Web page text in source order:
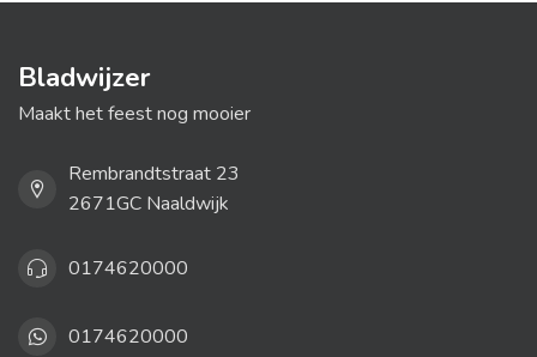
Bladwijzer
Maakt het feest nog mooier
Rembrandtstraat 23
2671GC Naaldwijk
0174620000
0174620000